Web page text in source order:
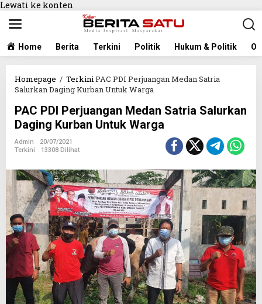
Lewati ke konten
Home Berita Terkini Politik Hukum & Politik
Homepage / TerkiniPAC PDI Perjuangan Medan Satria
Salurkan Daging Kurban Untuk Warga
PAC PDI Perjuangan Medan Satria Salurkan
Daging Kurban Untuk Warga
Admin
20/07/2021
Terkini
13308 Dilihat